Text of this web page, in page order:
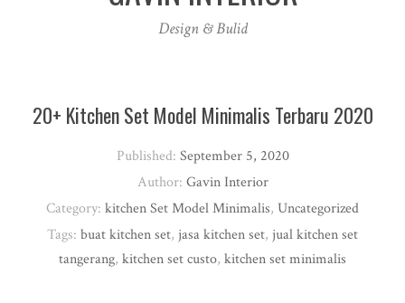
Design & Bulid
20+ Kitchen Set Model Minimalis Terbaru 2020
Published: September 5, 2020
Author: Gavin Interior
Category: kitchen Set Model Minimalis, Uncategorized
Tags: buat kitchen set, jasa kitchen set, jual kitchen set
tangerang, kitchen set custo, kitchen set minimalis